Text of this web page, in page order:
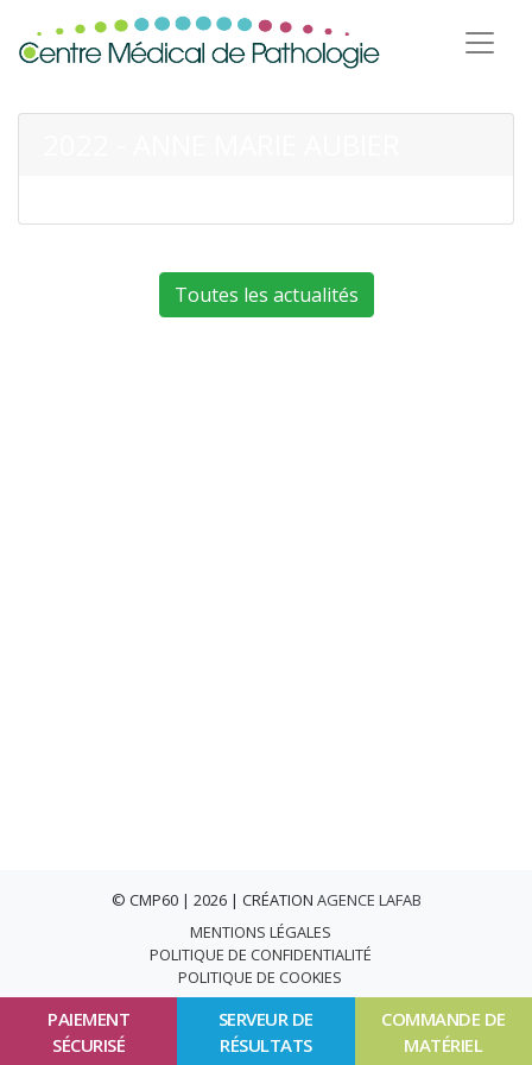
PAIEMENT
SÉCURISÉ
SERVEUR DE
RÉSULTATS
COMMANDE DE
MATÉRIEL
Toutes les actualités
© CMP60 | 2026 | CRÉATION AGENCE LAFAB
MENTIONS LÉGALES
POLITIQUE DE CONFIDENTIALITÉ
POLITIQUE DE COOKIES